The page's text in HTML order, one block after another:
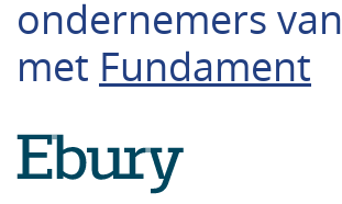
ondernemers van
met Fundament